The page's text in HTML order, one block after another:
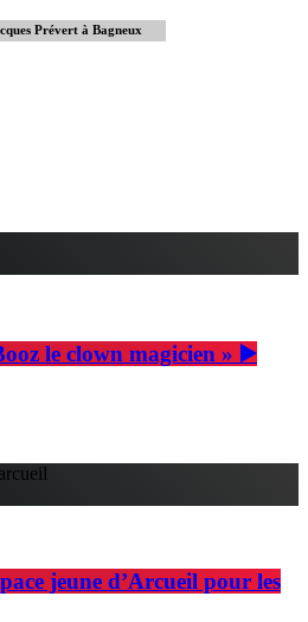
Prévert à Bagneux
le clown magicien » ▶️
jeune d’Arcueil pour les